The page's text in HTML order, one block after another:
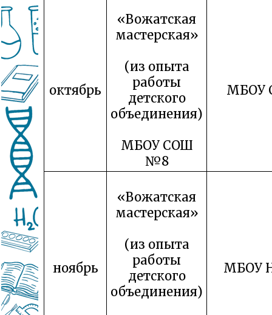
октябрь
«Вожатская
мастерская»
(из опыта
работы
детского
объединения)
МБОУ СОШ
№8
МБОУ
ноябрь
«Вожатская
мастерская»
(из опыта
работы
детского
объединения)
МБОУ